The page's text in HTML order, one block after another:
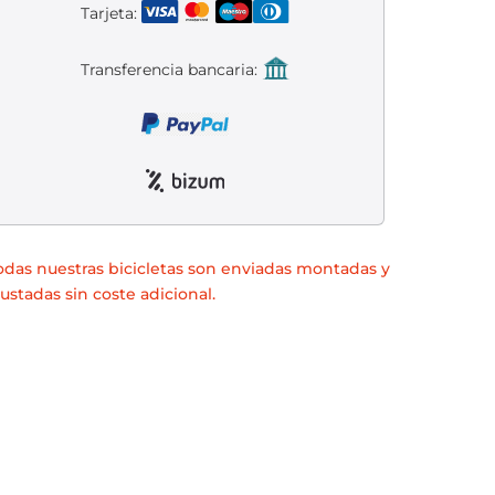
Tarjeta:
Transferencia bancaria:
nuestras bicicletas son enviadas montadas y
sin coste adicional.